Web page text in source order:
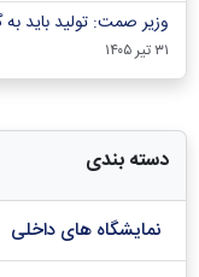
وزیر صمت: تولید باید
۳۱ تیر ۱۴۰۵
دسته بندی
نمایشگاه های داخلی